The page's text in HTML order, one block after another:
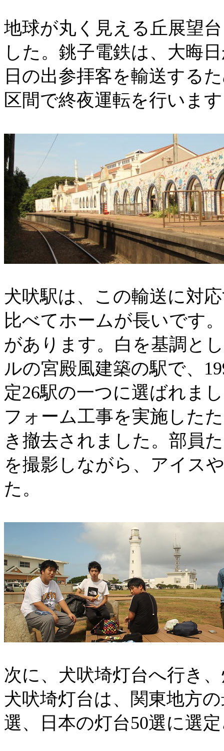
地球が丸く見える丘展望
した。銚子電鉄は、大晦
日の出参拝客を輸送する
区間で終夜運転を行いま
犬吠駅は、この輸送に対
比べてホームが長いです
があります。白を基調と
ルの宮殿風建築の駅で、
定26駅の一つに選ばれま
フォーム工事を実施した
き撤去されました。部員
を撮影しながら、アイス
た。
次に、犬吠埼灯台へ行き
犬吠埼灯台は、関東地方
選、日本の灯台50選に選